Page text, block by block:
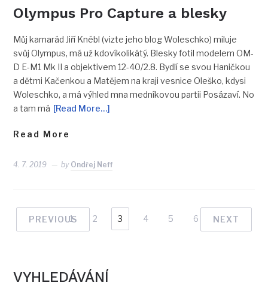
Olympus Pro Capture a blesky
Můj kamarád Jiří Knébl (vizte jeho blog Woleschko) miluje
svůj Olympus, má už kdovíkolikátý. Blesky fotil modelem OM-
D E-M1 Mk II a objektivem 12-40/2.8. Bydlí se svou Haničkou
a dětmi Kačenkou a Matějem na kraji vesnice Oleško, kdysi
Woleschko, a má výhled mna medníkovou partii Posázaví. No
a tam má [Read More…]
Read More
4. 7. 2019 by Ondřej Neff
PREVIOUS
1 2 3 4 5 6 NEXT
VYHLEDÁVÁNÍ